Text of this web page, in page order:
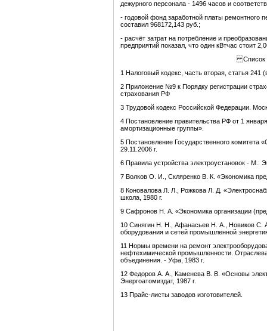
дежурного персонала - 1496 часов и
- годовой фонд заработной платы ремонтного
составил 968172,143 руб.;
- расчёт затрат на потребление и
предприятий показал, что один кВтчас стоит
Список
1 Налоговый кодекс, часть вторая, статья
2 Приложение №9 к Порядку регистрации
страхования РФ
3 Трудовой кодекс Российской Федерации.
4 Постановление правительства РФ от 1
амортизационные группы».
5 Постановление Государственного комитета
29.11.2006 г.
6 Правила устройства электроустановок - М.:
7 Волков О. И., Скляренко В. К. «Экономика
8 Коновалова Л. Л., Рожкова Л. Д. «Электро
школа, 1980 г.
9 Сафронов Н. А. «Экономика организации
10 Синягин Н. Н., Афанасьев Н. А., Новиков С.
оборудования и сетей промышленной
11 Нормы времени на ремонт электрообо
нефтехимической промышленности.
объединения. - Уфа, 1983 г.
12 Федоров А. А., Каменева В. В. «Основы
Энергоатомиздат, 1987 г.
13 Прайс-листы заводов изготовителей.